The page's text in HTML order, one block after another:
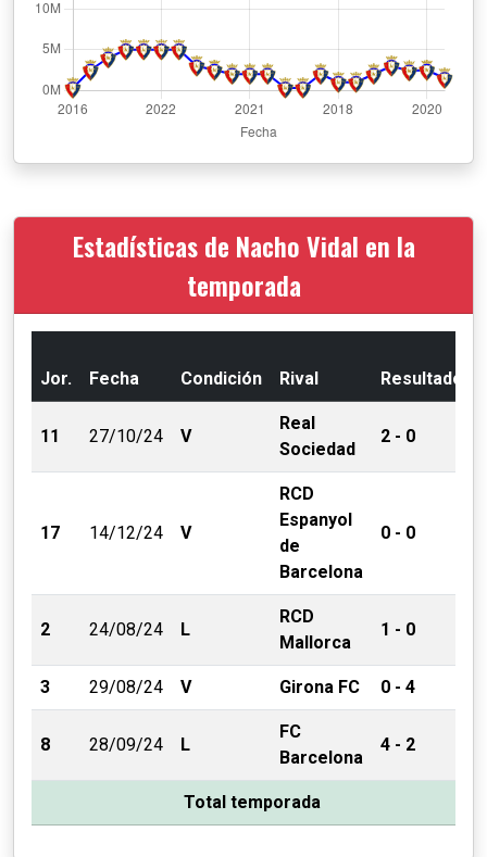
Estadísticas de Nacho Vidal en la
temporada
Jor. Fecha Condición Rival Resultado
11 27/10/24 V
Real
Sociedad
2 - 0
17 14/12/24 V
RCD
Espanyol
de
Barcelona
0 - 0
2 24/08/24 L
RCD
Mallorca
1 - 0
3 29/08/24 V Girona FC 0 - 4
8 28/09/24 L
FC
Barcelona
4 - 2
Total temporada